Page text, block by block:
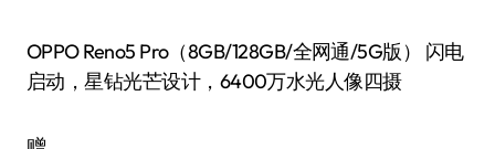
OPPO Reno5 Pro（8GB/128GB/全网通/5G版） 闪电
启动，星钻光芒设计，6400万水光人像四摄